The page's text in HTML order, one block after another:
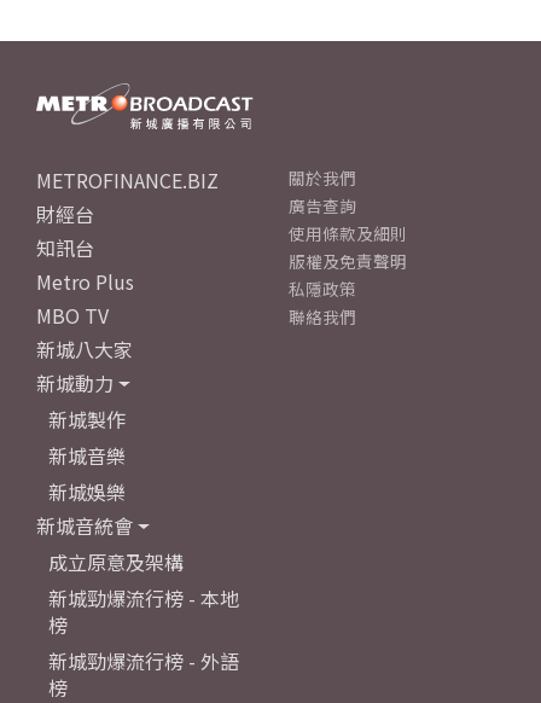
METROFINANCE.BIZ
財經台
知訊台
Metro Plus
MBO TV
新城八大家
新城動力
新城製作
新城音樂
新城娛樂
新城音統會
成立原意及架構
新城勁爆流行榜 - 本地
榜
新城勁爆流行榜 - 外語
榜
關於我們
廣告查詢
使用條款及細則
版權及免責聲明
私隱政策
聯絡我們